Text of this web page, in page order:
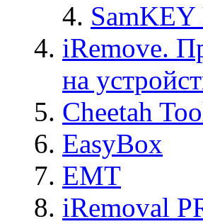
iRemove.
на
Cheetah
EasyBox
EMT
iRemoval